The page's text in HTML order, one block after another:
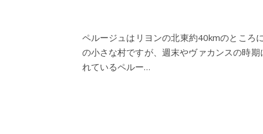
ペルージュはリヨンの北東約40kmのところ
の小さな村ですが、週末やヴァカンスの時
れているペルー…